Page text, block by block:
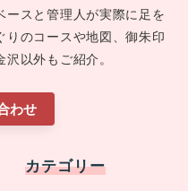
ースと管理人が実際に足を
りのコースや地図、御朱印
以外もご紹介。
わせ
カテゴリー